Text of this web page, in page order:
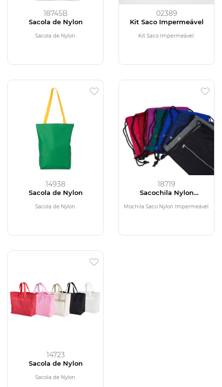
18745B
Sacola de Nylon
Sacola de Nylon.
02389
Kit Saco Impermeável
Kit Saco Impermeável.
14938
Sacola de Nylon
Sacola de Nylon.
18719
Sacochila Nylon
Mochila Saco Nylon Impermeável.
14723
Sacola de Nylon
Sacola de Nylon.